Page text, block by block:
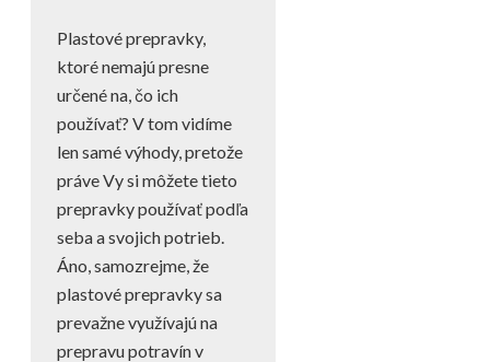
Plastové prepravky,
ktoré nemajú presne
určené na, čo ich
používať? V tom vidíme
len samé výhody, pretože
práve Vy si môžete tieto
prepravky používať podľa
seba a svojich potrieb.
Áno, samozrejme, že
plastové prepravky sa
prevažne využívajú na
prepravu potravín v